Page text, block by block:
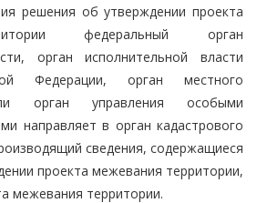
решения об утверждении проекта
федеральный орган
орган исполнительной власти
Федерации, орган местного
орган управления особыми
направляет в орган кадастрового
сведения, содержащиеся
проекта межевания территории,
межевания территории.